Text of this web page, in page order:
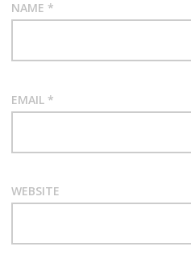
NAME *
EMAIL *
WEBSITE